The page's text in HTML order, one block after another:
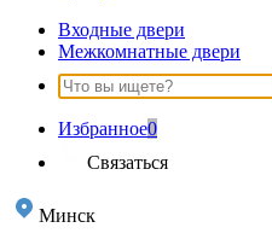
Входные двери
Межкомнатные двери
Избранное0
Связаться
Минск